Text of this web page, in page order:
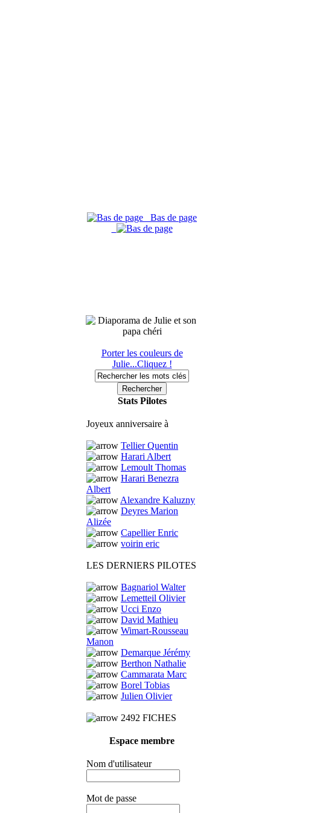
Bas de page
Porter les couleurs de
Julie...Cliquez !
Stats Pilotes
Joyeux anniversaire à
Tellier Quentin
Harari Albert
Lemoult Thomas
Harari Benezra
Albert
Alexandre Kaluzny
Deyres Marion
Alizée
Capellier Enric
voirin eric
LES DERNIERS PILOTES
Bagnariol Walter
Lemetteil Olivier
Ucci Enzo
David Mathieu
Wimart-Rousseau
Manon
Demarque Jérémy
Berthon Nathalie
Cammarata Marc
Borel Tobias
Julien Olivier
2492 FICHES
Espace membre
Nom d'utilisateur
Mot de passe